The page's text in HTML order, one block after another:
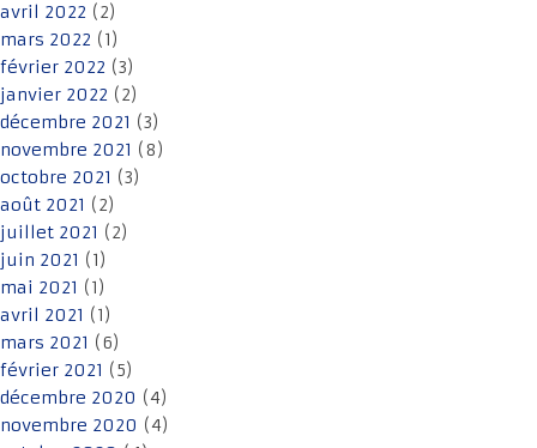
avril 2022 (2)
mars 2022 (1)
février 2022 (3)
janvier 2022 (2)
décembre 2021 (3)
novembre 2021 (8)
octobre 2021 (3)
août 2021 (2)
juillet 2021 (2)
juin 2021 (1)
mai 2021 (1)
avril 2021 (1)
mars 2021 (6)
février 2021 (5)
décembre 2020 (4)
novembre 2020 (4)